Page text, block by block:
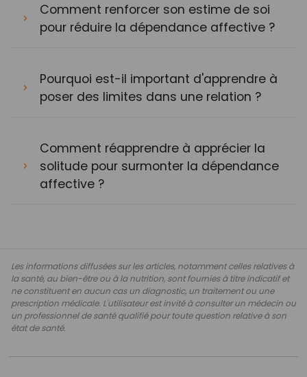
Comment renforcer son estime de soi
pour réduire la dépendance affective ?
Pourquoi est-il important d'apprendre à
poser des limites dans une relation ?
Comment réapprendre à apprécier la
solitude pour surmonter la dépendance
affective ?
Les informations diffusées sur les articles, notamment celles relatives à
la santé, au bien-être ou à la nutrition, sont fournies à titre indicatif et
ne constituent en aucun cas un diagnostic, un traitement ou une
prescription médicale. L'utilisateur est invité à consulter un médecin ou
un professionnel de santé qualifié pour toute question relative à son
état de santé.